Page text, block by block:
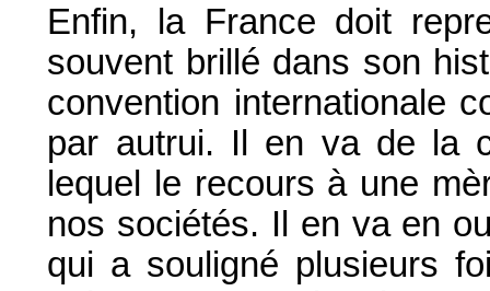
Enfin, la France doit
souvent brillé dans son
convention internationale
par autrui. Il en va de la
lequel le recours à une
nos sociétés. Il en va en
qui a souligné plusieurs